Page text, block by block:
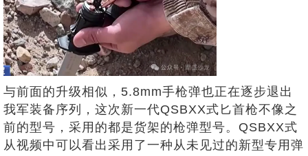
与前面的升级相似，5.8mm手枪弹也正在逐步退出
我军装备序列，这次新一代QSBXX式匕首枪不像之
前的型号，采用的都是货架的枪弹型号。QSBXX式
从视频中可以看出采用了一种从未见过的新型专用弹